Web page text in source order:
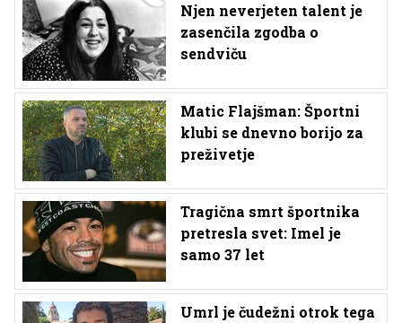
Njen neverjeten talent je
zasenčila zgodba o
sendviču
Matic Flajšman: Športni
klubi se dnevno borijo za
preživetje
Tragična smrt športnika
pretresla svet: Imel je
samo 37 let
Umrl je čudežni otrok tega